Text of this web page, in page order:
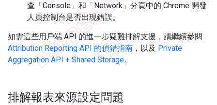
查「Console」和「Network」分頁中的 Chrome 開發
人員控制台是否出現錯誤。
如需這些用戶端 API 的進一步疑難排解支援，請繼續參閱
Attribution Reporting API 的偵錯指南 ，以及 Private
Aggregation API + Shared Storage。
排解報表來源設定問題